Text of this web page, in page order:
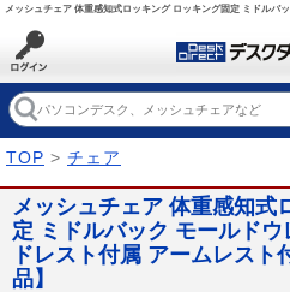
TOP > チェア
メッシュチェア 体重感知式
定 ミドルバック モールド
ドレスト付属 アームレス
品】